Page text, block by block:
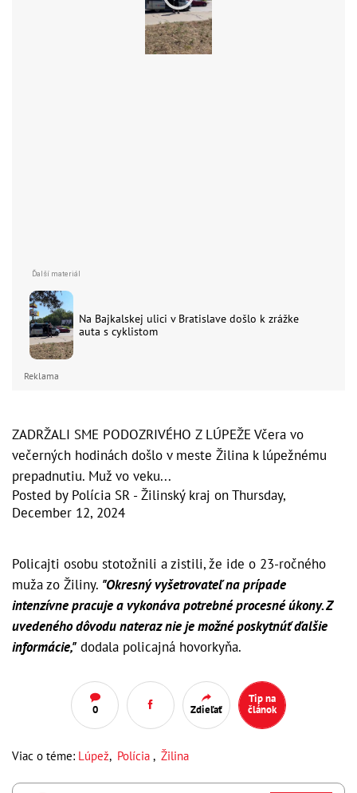
Na Bajkalskej ulici v Bratislave došlo k zrážke
auta s cyklistom
Reklama
ZADRŽALI SME PODOZRIVÉHO Z LÚPEŽE Včera vo
večerných hodinách došlo v meste Žilina k lúpežnému
prepadnutiu. Muž vo veku...
Posted by Polícia SR - Žilinský kraj onThursday,
December 12, 2024
Policajti osobu stotožnili a zistili, že ide o 23-ročného
muža zo Žiliny. "Okresný vyšetrovateľ na prípade
intenzívne pracuje a vykonáva potrebné procesné úkony. Z
uvedeného dôvodu nateraz nie je možné poskytnúť ďalšie
informácie," dodala policajná hovorkyňa.
0 Zdieľať
Tip na
článok
Viac o téme: Lúpež, Polícia , Žilina